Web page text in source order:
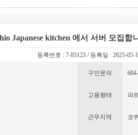
Japanese kitchen 에서 서버 모집합
등록번호 : 7-85123 / 등록일 : 2025-05-
구인문의
고용형태 파
근무지역 코